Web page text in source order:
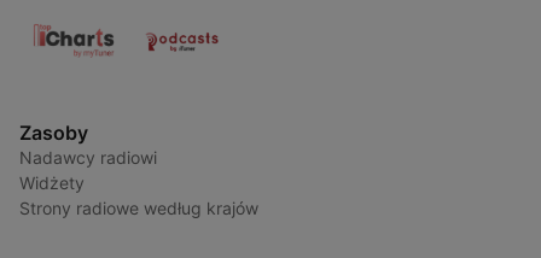
Zasoby
Nadawcy radiowi
Widżety
Strony radiowe według krajów